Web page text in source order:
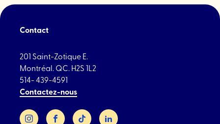
Contact
201 Saint-Zotique E.
Montréal. QC. H2S 1L2
514- 439-4591
Contactez-nous
InstagramFacebookTikTok LinkedIn